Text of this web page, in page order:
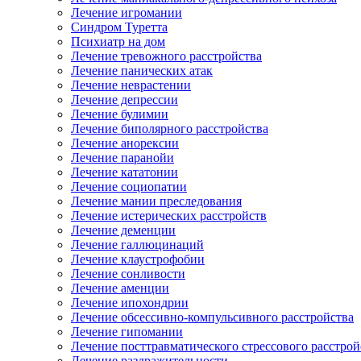
Лечение игромании
Синдром Туретта
Психиатр на дом
Лечение тревожного расстройства
Лечение панических атак
Лечение неврастении
Лечение депрессии
Лечение булимии
Лечение биполярного расстройства
Лечение анорексии
Лечение паранойи
Лечение кататонии
Лечение социопатии
Лечение мании преследования
Лечение истерических расстройств
Лечение деменции
Лечение галлюцинаций
Лечение клаустрофобии
Лечение сонливости
Лечение аменции
Лечение ипохондрии
Лечение обсессивно-компульсивного расстройства
Лечение гипомании
Лечение посттравматического стрессового